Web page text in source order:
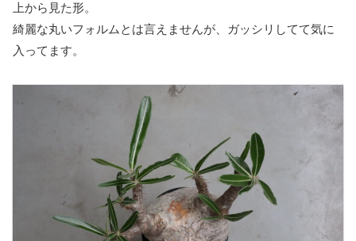
上から見た形。
綺麗な丸いフォルムとは言えませんが、ガッシリしてて気に
入ってます。